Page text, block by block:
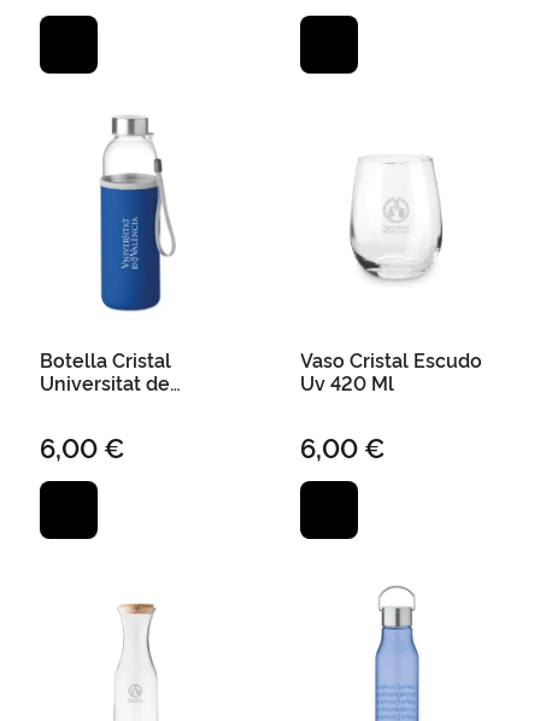
Botella Cristal
Universitat de
6,00 €
Vaso Cristal Escudo
Uv 420 Ml
6,00 €